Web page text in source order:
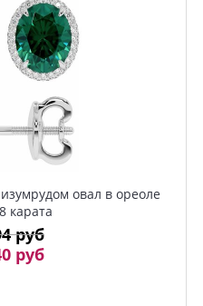
овал в ореоле
карата
руб
руб